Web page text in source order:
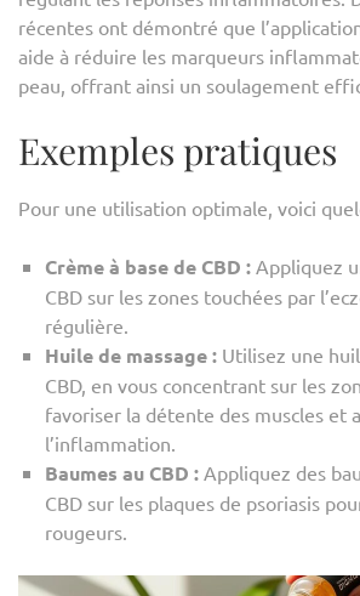
récentes ont démontré que
aide à réduire les marqueurs
peau, offrant ainsi un soulagement
Exemples pratiques
Pour une utilisation optimale, voici
Crème à base de CBD : Appliquez
CBD sur les zones touchées par
régulière.
Huile de massage : Utilisez une
CBD, en vous concentrant sur les
favoriser la détente des muscles et
l’inflammation.
Baumes au CBD : Appliquez des
CBD sur les plaques de psoriasis
rougeurs.